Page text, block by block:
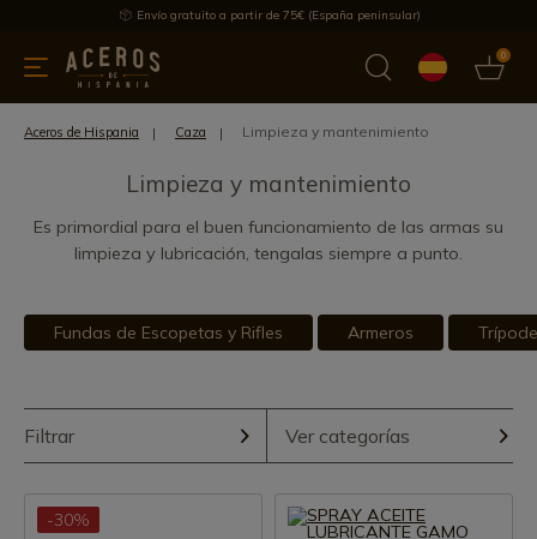
Envío gratuito a partir de 75€ (España peninsular)
0
menaje Ofertas Ultimas novedades Los más vendidos
Aceros de Hispania Caza Limpieza y mantenimiento
Limpieza y mantenimiento
Es primordial para el buen funcionamiento de las armas su
limpieza y lubricación, tengalas siempre a punto.
Fundas de Escopetas y Rifles Armeros
Filtrar Ver categorías
-30%